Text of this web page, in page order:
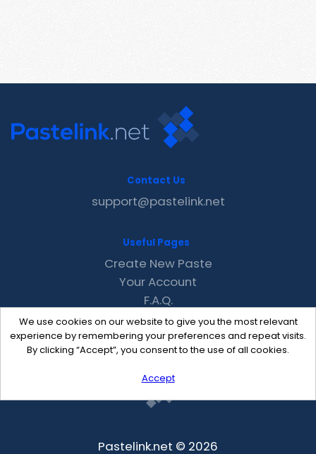
We use cookies on our website to give you the most relevant
experience by remembering your preferences and repeat visits.
By clicking “Accept”, you consent to the use of all cookies.
Accept
Contact Us
support@pastelink.net
Useful Pages
Create New Paste
Your Account
F.A.Q.
Recent
Contact
Pastelink.net © 2026